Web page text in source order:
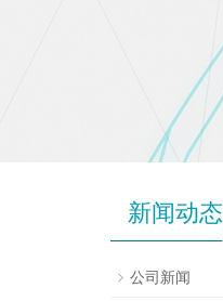
新闻动态
公司新闻